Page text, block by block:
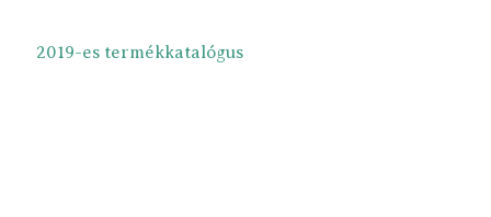
2019-es termékkatalógus